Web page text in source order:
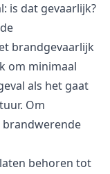
is dat gevaarlijk?
brandgevaarlijk
om minimaal
als het gaat
Om
brandwerende
behoren tot